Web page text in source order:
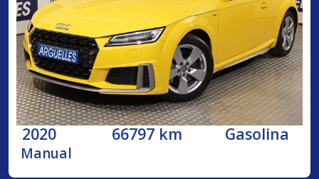
2020 66797 km Gasolina
Manual